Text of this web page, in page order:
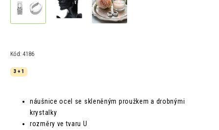
Kód: 4186
3 + 1
náušnice ocel se skleněným proužkem a drobnými
krystalky
rozměry ve tvaru U